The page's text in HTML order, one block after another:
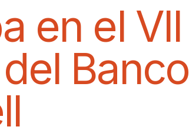
en el VII
Banco